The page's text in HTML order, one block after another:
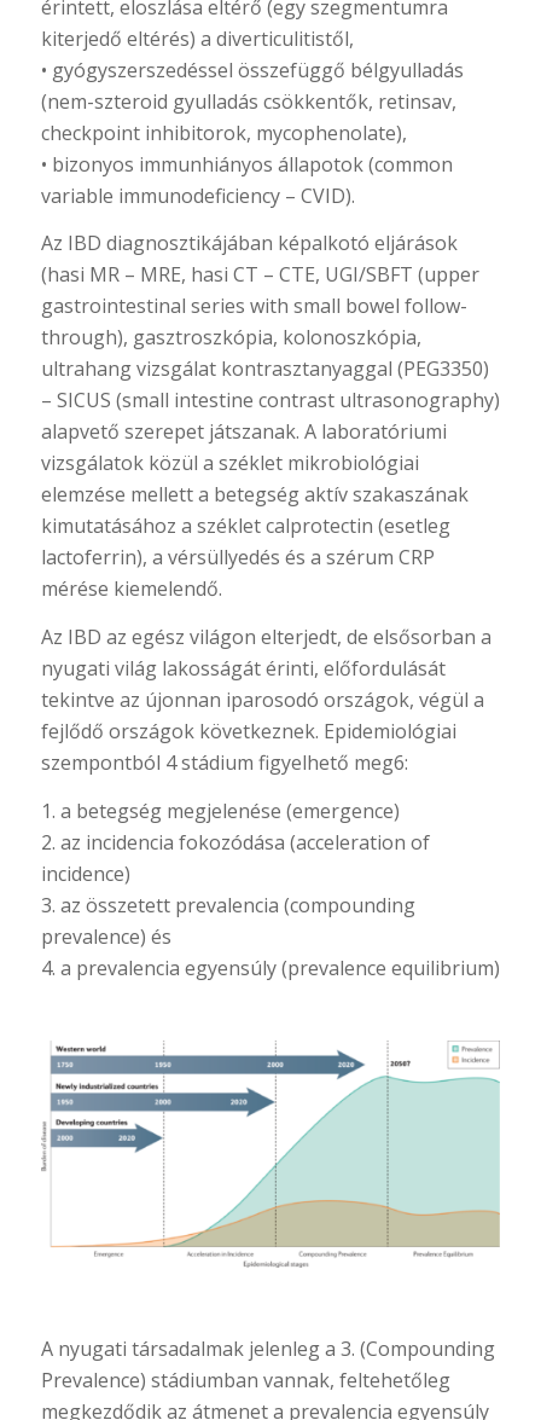
érintett, eloszlása eltérő (egy szegmentumra
kiterjedő eltérés) a diverticulitistől,
• gyógyszerszedéssel összefüggő bélgyulladás
(nem-szteroid gyulladás csökkentők, retinsav,
checkpoint inhibitorok, mycophenolate),
• bizonyos immunhiányos állapotok (common
variable immunodeficiency – CVID).
Az IBD diagnosztikájában képalkotó eljárások
(hasi MR – MRE, hasi CT – CTE, UGI/SBFT (upper
gastrointestinal series with small bowel follow-
through), gasztroszkópia, kolonoszkópia,
ultrahang vizsgálat kontrasztanyaggal (PEG3350)
– SICUS (small intestine contrast ultrasonography)
alapvető szerepet játszanak. A laboratóriumi
vizsgálatok közül a széklet mikrobiológiai
elemzése mellett a betegség aktív szakaszának
kimutatásához a széklet calprotectin (esetleg
lactoferrin), a vérsüllyedés és a szérum CRP
mérése kiemelendő.
Az IBD az egész világon elterjedt, de elsősorban a
nyugati világ lakosságát érinti, előfordulását
tekintve az újonnan iparosodó országok, végül a
fejlődő országok következnek. Epidemiológiai
szempontból 4 stádium figyelhető meg6:
1. a betegség megjelenése (emergence)
2. az incidencia fokozódása (acceleration of
incidence)
3. az összetett prevalencia (compounding
prevalence) és
4. a prevalencia egyensúly (prevalence equilibrium)
A nyugati társadalmak jelenleg a 3. (Compounding
Prevalence) stádiumban vannak, feltehetőleg
megkezdődik az átmenet a prevalencia egyensúly